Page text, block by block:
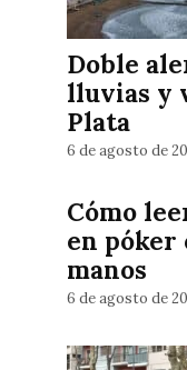
Doble
lluvias y
Plata
6 de agosto de
Cómo
en póker
manos
6 de agosto de